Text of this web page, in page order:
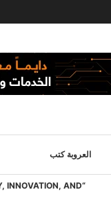
العروبة كتب
“THE NETCAST” — WHERE LEADERSIP, STRATEGY, INNOVATION, AND...